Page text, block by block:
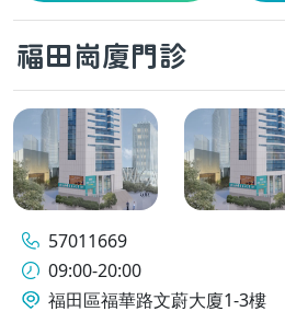
福田崗廈門診
57011669
09:00-20:00
福田區福華路文蔚大廈1-3樓